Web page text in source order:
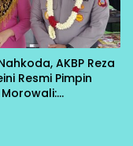
AKBP Reza
Resmi Pimpin